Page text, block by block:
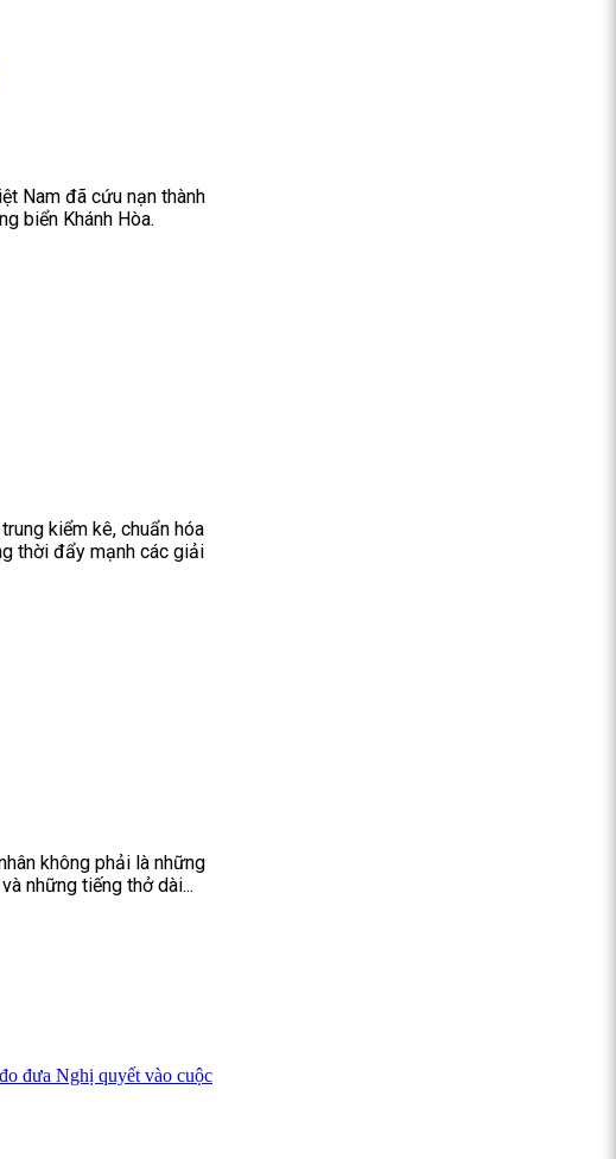
Nam đã cứu nạn thành
biển Khánh Hòa.
kiểm kê, chuẩn hóa
thời đẩy mạnh các giải
không phải là những
những tiếng thở dài...
đưa Nghị quyết vào cuộc